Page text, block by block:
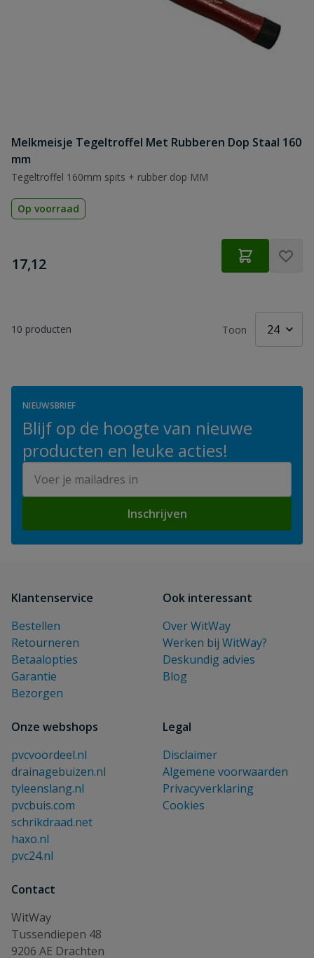
Melkmeisje Tegeltroffel Met Rubberen Dop Staal 160
mm
Tegeltroffel 160mm spits + rubber dop MM
Op voorraad
€
17,12
10 producten Toon
NIEUWSBRIEF
Blijf op de hoogte van nieuwe
producten en leuke acties!
Inschrijven
Klantenservice
Bestellen
Retourneren
Betaalopties
Garantie
Bezorgen
Ook interessant
Over WitWay
Werken bij WitWay?
Deskundig advies
Blog
Onze webshops
pvcvoordeel.nl
drainagebuizen.nl
tyleenslang.nl
pvcbuis.com
schrikdraad.net
haxo.nl
pvc24.nl
Legal
Disclaimer
Algemene voorwaarden
Privacyverklaring
Cookies
Contact
WitWay
Tussendiepen 48
9206 AE Drachten